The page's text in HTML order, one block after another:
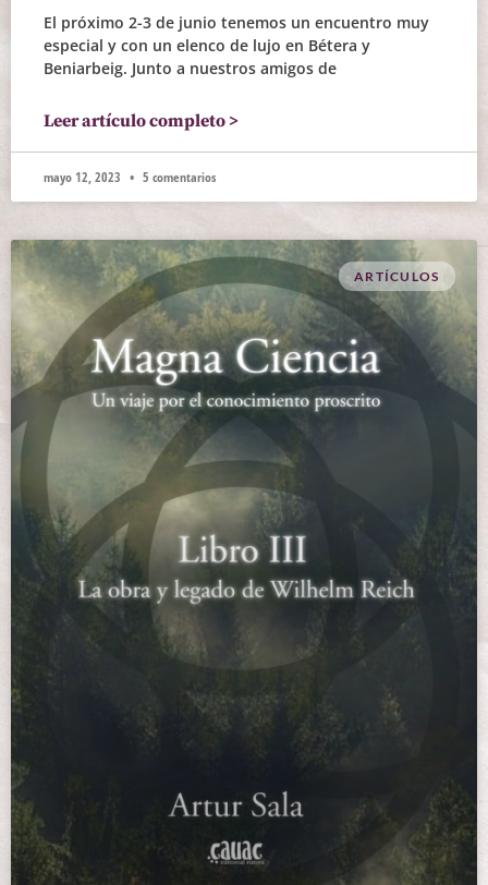
El próximo 2-3 de junio tenemos un encuentro muy
especial y con un elenco de lujo en Bétera y
Beniarbeig. Junto a nuestros amigos de
Leer artículo completo >
mayo 12, 2023 5 comentarios
ARTÍCULOS